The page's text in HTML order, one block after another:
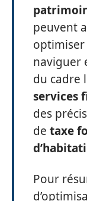
peuvent
naviguer
du cadre
services
des
de taxe
Pour